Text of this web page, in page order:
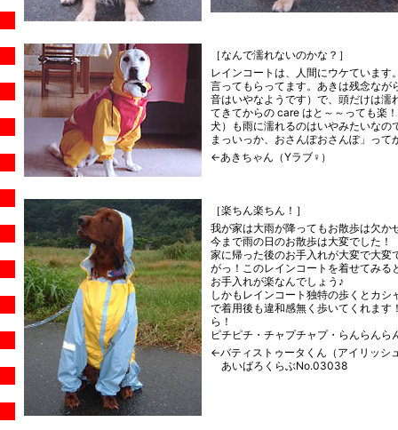
［なんで濡れないのかな？］
レインコートは、人間にウケています
言ってもらってます。あきは残念なが
音はいやなようです）で、頭だけは濡
てきてからの care はと～～っても楽
犬）も雨に濡れるのはいやみたいなの
まっいっか、おさんぽおさんぽ」って
←あきちゃん（Yラブ♀）
［楽ちん楽ちん！］
我が家は大雨が降ってもお散歩は欠か
今まで雨の日のお散歩は大変でした！
家に帰った後のお手入れが大変で大変
がっ！このレインコートを着せてみる
お手入れが楽なんでしょう♪
しかもレインコート独特の歩くとカ
で着用後も違和感無く歩いてくれます
ら！
ピチピチ・チャプチャプ・らんらんら
←バティストゥータくん（アイリッシ
あいばろくらぶNo.03038